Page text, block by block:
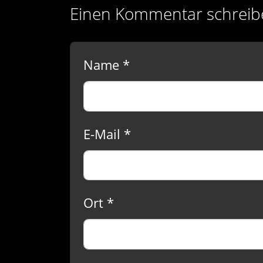
Einen Kommentar
Name *
E-Mail *
Ort *